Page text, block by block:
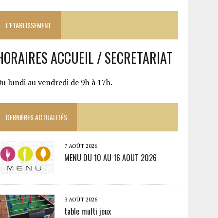
L’ETABLISSEMENT
ACCUEIL / SECRETARIAT
lundi au vendredi de 9h à 17h.
DERNIÈRES ACTUALITÉS
7 AOÛT 2026
MENU DU 10 AU 16 AOUT 2026
3 AOÛT 2026
table multi jeux